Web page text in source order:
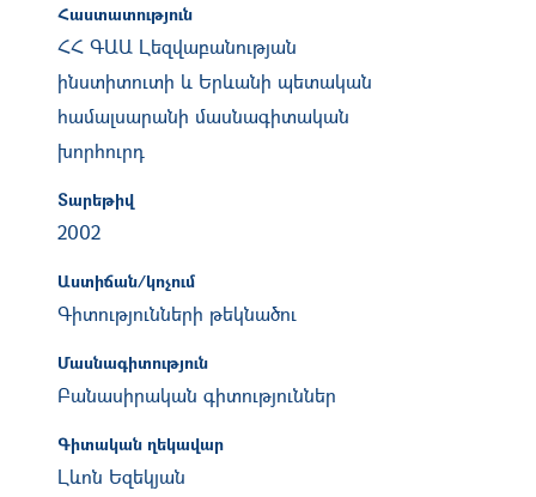
Հաստատություն
ՀՀ ԳԱԱ Լեզվաբանության
ինստիտուտի և Երևանի պետական
համալսարանի մասնագիտական
խորհուրդ
Տարեթիվ
2002
Աստիճան/կոչում
Գիտությունների թեկնածու
Մասնագիտություն
Բանասիրական գիտություններ
Գիտական ղեկավար
Լևոն Եզեկյան